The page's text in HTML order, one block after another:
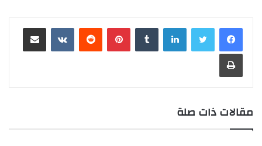
لينكدإن بينتيريست
مقالات ذات صلة